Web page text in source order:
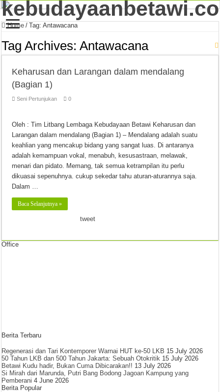
Home / Tag:Antawacana
Tag Archives:Antawacana
Keharusan dan Larangan dalam mendalang
(Bagian 1)
Seni Pertunjukan 0
Oleh : Tim Litbang Lembaga Kebudayaan Betawi Keharusan dan
Larangan dalam mendalang (Bagian 1) – Mendalang adalah suatu
keahlian yang mencakup bidang yang sangat luas. Di antaranya
adalah kemampuan vokal, menabuh, kesusastraan, melawak,
menari dan pidato. Memang, tak semua ketrampilan itu perlu
dikuasai sepenuhnya. cukup sekedar tahu aturan-aturannya saja.
Dalam …
Baca Selanjutnya »
tweet
Office
Berita Terbaru
Regenerasi dan Tari Kontemporer Warnai HUT ke-50 LKB 15 July 2026
50 Tahun LKB dan 500 Tahun Jakarta: Sebuah Otokritik 15 July 2026
Betawi Kudu hadir, Bukan Cuma Dibicarakan!! 13 July 2026
Si Mirah dari Marunda, Putri Bang Bodong Jagoan Kampung yang
Pemberani 4 June 2026
Berita Popular